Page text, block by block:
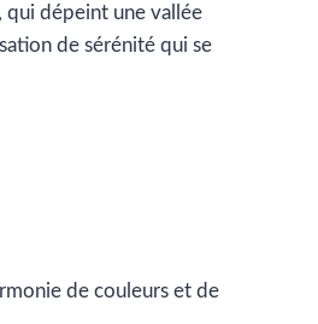
qui dépeint une vallée
de sérénité qui se
de couleurs et de